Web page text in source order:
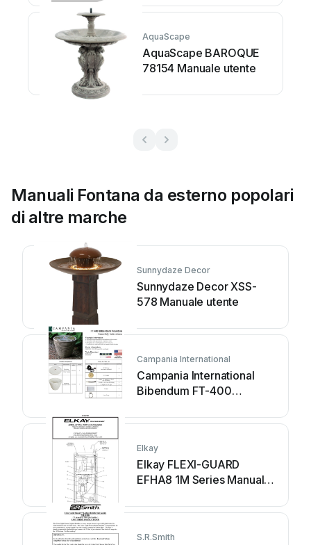
AquaScape
AquaScape BAROQUE
78154 Manuale utente
Manuali Fontana da esterno popolari
di altre marche
Sunnydaze Decor
Sunnydaze Decor XSS-
578 Manuale utente
Campania International
Campania International
Bibendum FT-400
Elkay
Elkay FLEXI-GUARD
EFHA8 1M Series Manuale
S.R.Smith